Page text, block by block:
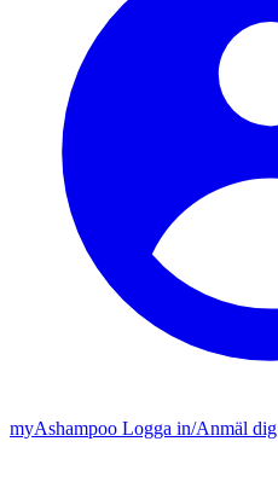
myAshampoo Logga in/Anmäl dig